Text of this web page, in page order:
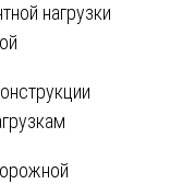
нагрузки